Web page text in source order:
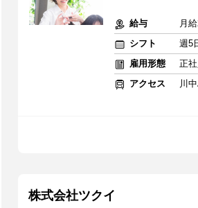
給与
月
シフト
週5
雇用形態
正社
アクセス
川
株式会社ツクイ